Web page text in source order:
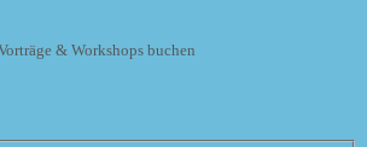
& Workshops buchen